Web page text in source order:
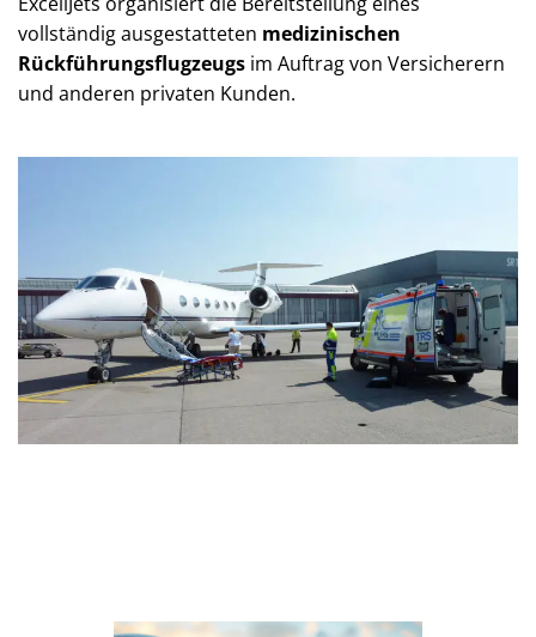
vollständig ausgestatteten medizinischen
Rückführungsflugzeugs im Auftrag von Versicherern
und anderen privaten Kunden.